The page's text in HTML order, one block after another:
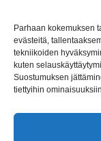
Parhaan kokemuksen
evästeitä,
tekniikoiden
kuten
Suostumuksen
tiettyihin
perheyritys yli 35